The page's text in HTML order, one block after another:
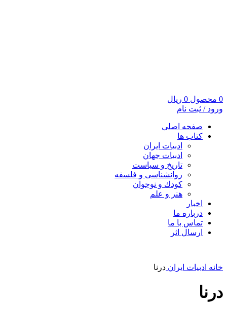
0 محصول 0 ریال
ورود / ثبت نام
صفحه اصلی
کتاب ها
ادبیات ایران
ادبیات جهان
تاریخ و سیاست
روانشناسی و فلسفه
کودك و نوجوان
هنر و علم
اخبار
درباره ما
تماس با ما
ارسال اثر
خانه ادبیات ایران درنا
درنا